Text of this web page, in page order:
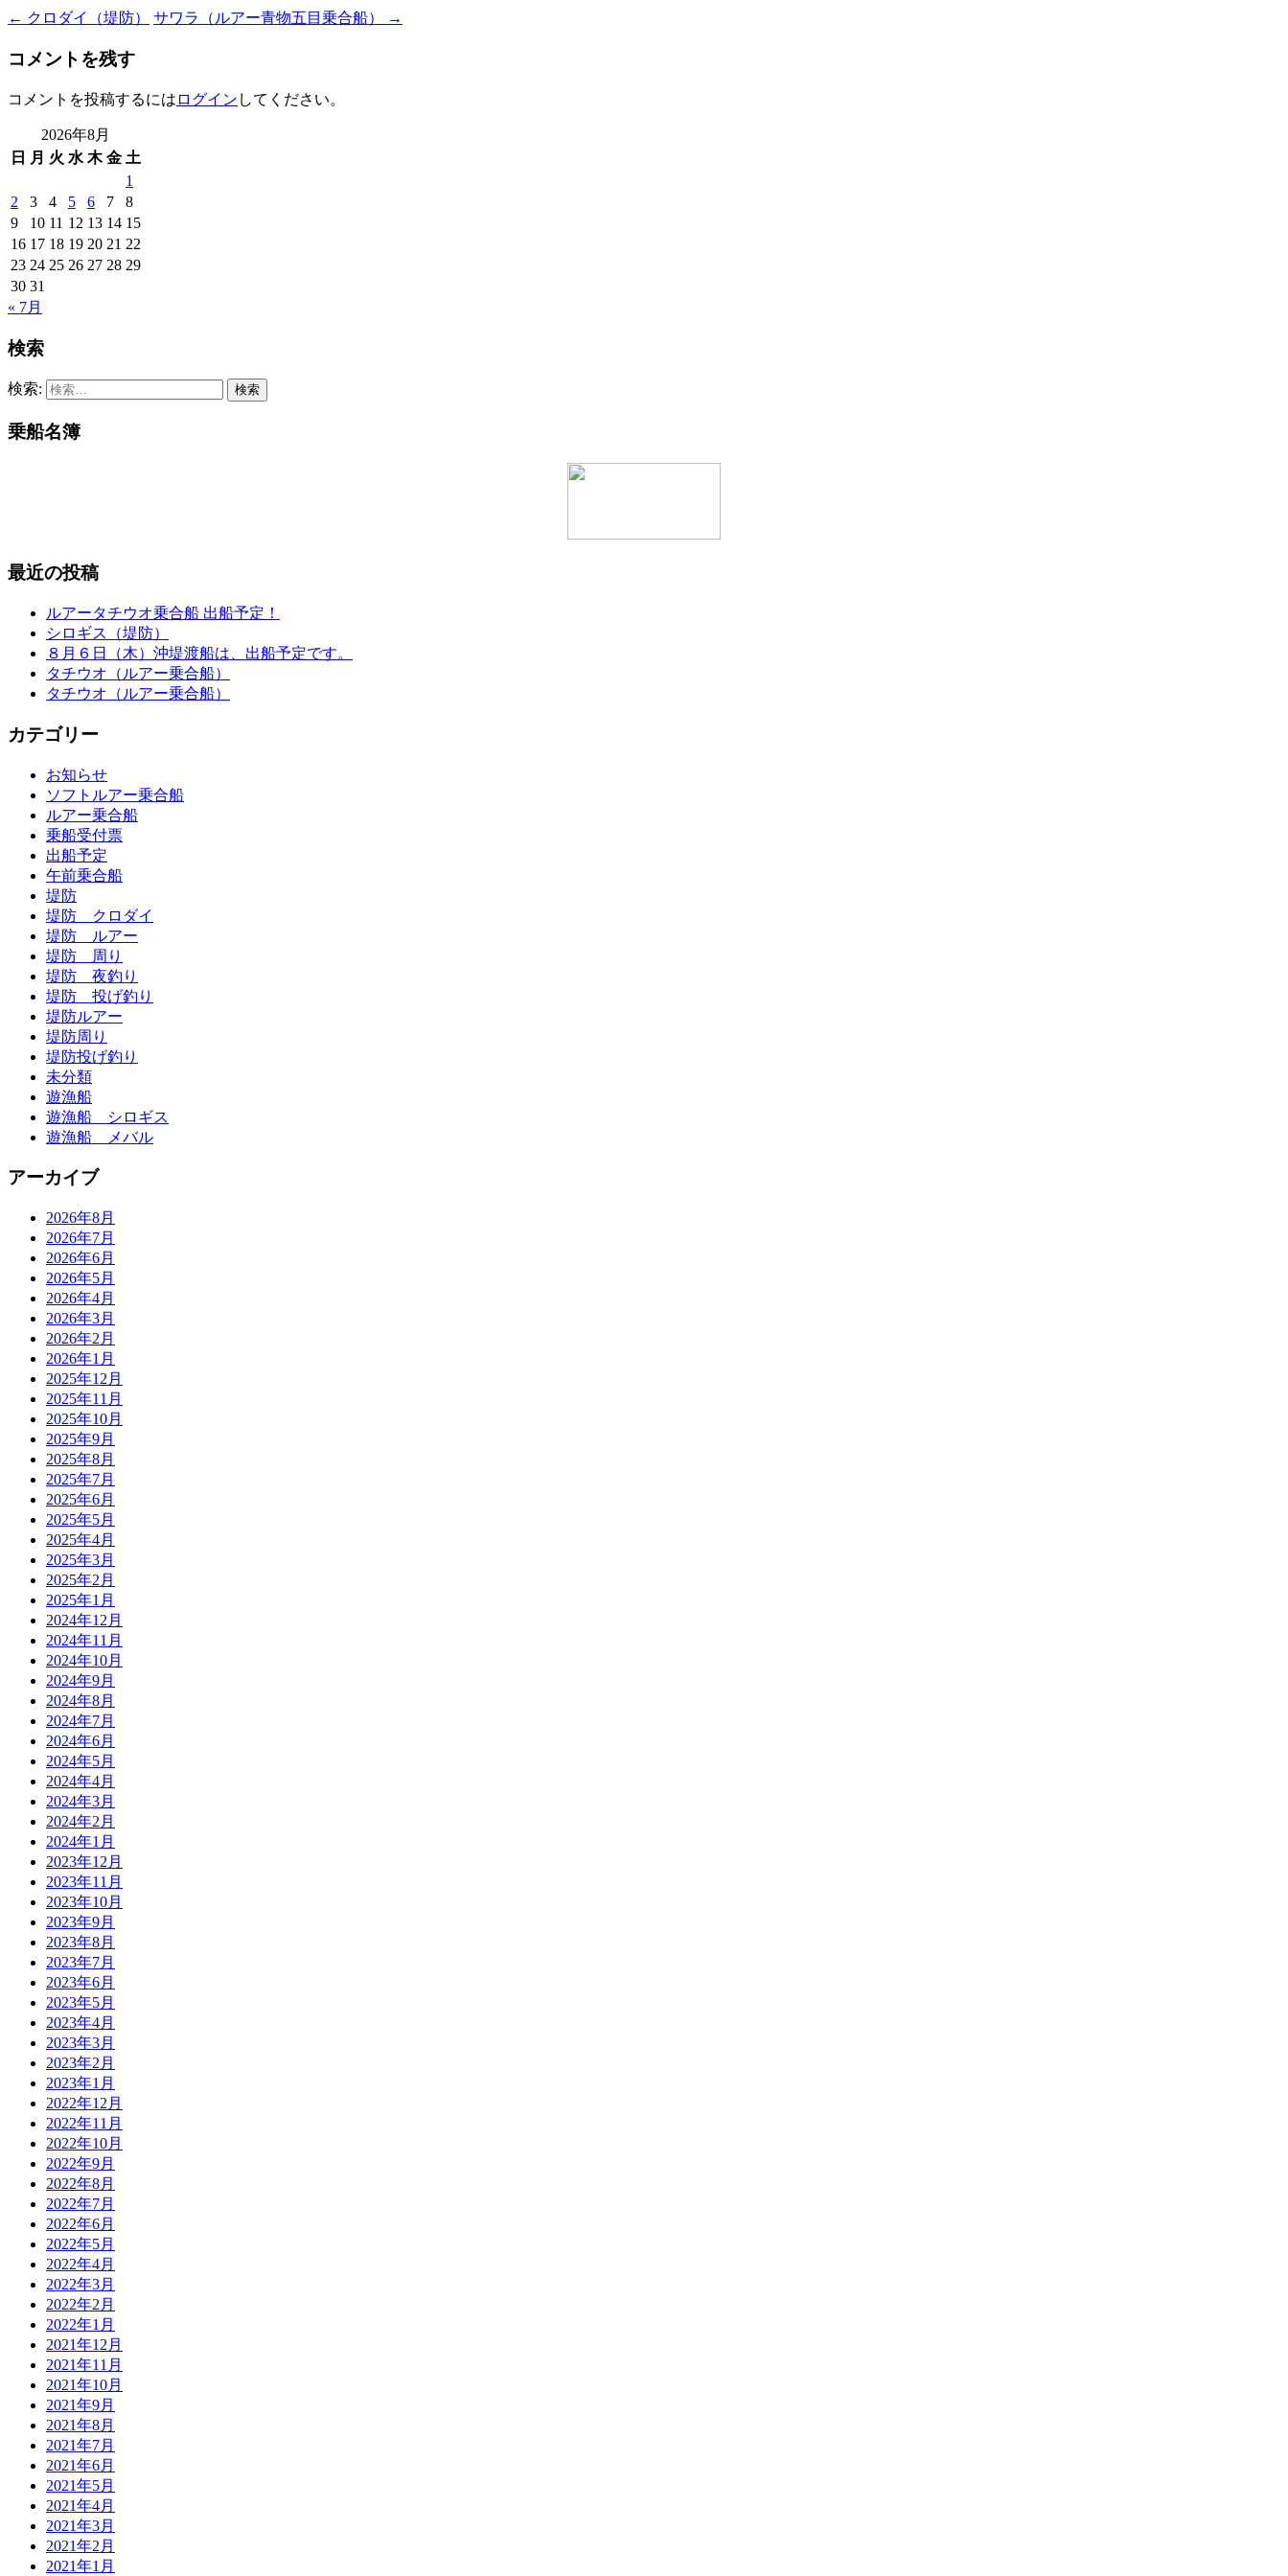
← クロダイ（堤防） サワラ（ルアー青物五目乗合船） →
コメントを残す
コメントを投稿するには ログイン してください。
2026年8月
日
月 火 水 木 金 土
1
2
3 4 5 6 7
8
9
10 11 12 13 14 15
16 17 18 19 20 21 22
23 24 25 26 27 28 29
30 31
« 7月
検索
検索:
乗船名簿
最近の投稿
ルアータチウオ乗合船 出船予定！
シロギス（堤防）
８月６日（木）沖堤渡船は、出船予定です。
タチウオ（ルアー乗合船）
タチウオ（ルアー乗合船）
カテゴリー
お知らせ
ソフトルアー乗合船
ルアー乗合船
乗船受付票
出船予定
午前乗合船
堤防
堤防 クロダイ
堤防 ルアー
堤防 周り
堤防 夜釣り
堤防 投げ釣り
堤防ルアー
堤防周り
堤防投げ釣り
未分類
遊漁船
遊漁船 シロギス
遊漁船 メバル
アーカイブ
2026年8月
2026年7月
2026年6月
2026年5月
2026年4月
2026年3月
2026年2月
2026年1月
2025年12月
2025年11月
2025年10月
2025年9月
2025年8月
2025年7月
2025年6月
2025年5月
2025年4月
2025年3月
2025年2月
2025年1月
2024年12月
2024年11月
2024年10月
2024年9月
2024年8月
2024年7月
2024年6月
2024年5月
2024年4月
2024年3月
2024年2月
2024年1月
2023年12月
2023年11月
2023年10月
2023年9月
2023年8月
2023年7月
2023年6月
2023年5月
2023年4月
2023年3月
2023年2月
2023年1月
2022年12月
2022年11月
2022年10月
2022年9月
2022年8月
2022年7月
2022年6月
2022年5月
2022年4月
2022年3月
2022年2月
2022年1月
2021年12月
2021年11月
2021年10月
2021年9月
2021年8月
2021年7月
2021年6月
2021年5月
2021年4月
2021年3月
2021年2月
2021年1月